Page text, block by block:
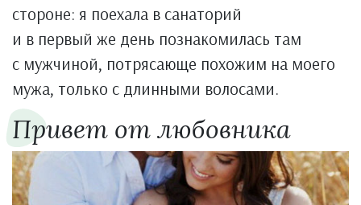
стороне: я поехала в санаторий
и в первый же день познакомилась там
с мужчиной, потрясающе похожим на моего
мужа, только с длинными волосами.
Привет от любовника